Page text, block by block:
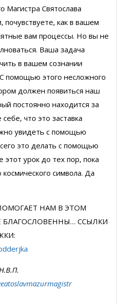
Магистра Святослава
как в вашем
вам процессы. Но вы не
Ваша задача
в вашем сознании
помощью этого несложного
должен появиться наш
постоянно находится за
что это заставка
увидеть с помощью
это делать с помощью
этот урок до тех пор, пока
символа. Да
НАМ В ЭТОМ
БЛАГОСЛОВЕННЫ… ССЫЛКИ